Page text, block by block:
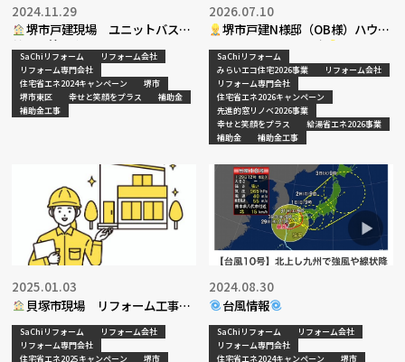
堺市戸建現場 ユニットバス入
替工事着工
2024.11.29
SaChiリフォーム
リフォーム会社
リフォーム専門会社
住宅省エネ2024キャンペーン
堺市
堺市東区
幸せと笑顔をプラス
補助金
補助金工事
堺市戸建N様邸（OB様）ハウス
クリーニング工事決定
2026.07.10
SaChiリフォーム
みらいエコ住宅2026事業
リフォーム会社
リフォーム専門会社
住宅省エネ2026キャンペーン
先進的窓リノベ2026事業
幸せと笑顔をプラス
給湯省エネ2026事業
補助金
補助金工事
貝塚市現場 リフォーム工事決
定
2025.01.03
SaChiリフォーム
リフォーム会社
リフォーム専門会社
住宅省エネ2025キャンペーン
堺市
台風情報
2024.08.30
SaChiリフォーム
リフォーム会社
リフォーム専門会社
住宅省エネ2024キャンペーン
堺市